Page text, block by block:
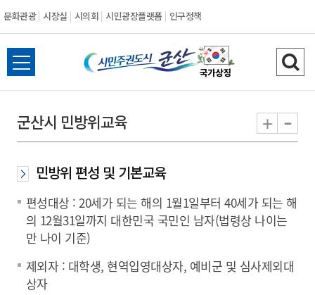
문화관광 시장실 시의회 시민광장플랫폼 인구정책
시
민
권
도
시
군
전
체
뉴
열
검
색
기
군산시 민방위교육 + -
민방위 편성 및 기본교육
편성대상 : 20세가 되는 해의 1월1일부터 40세가 되는 해
의 12월31일까지 대한민국 국민인 남자(법령상 나이는
만 나이 기준)
제외자 : 대학생, 현역입영대상자, 예비군 및 심사제외대
상자